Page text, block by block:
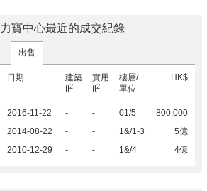
力寶中心最近的成交紀錄
出售
日期
建築
ft2
實用
ft2
樓層/
單位
HK$
2016-11-22 - - 01/5
800,000
2014-08-22
- - 1&/1-3
5億
2010-12-29
- - 1&/4 4億